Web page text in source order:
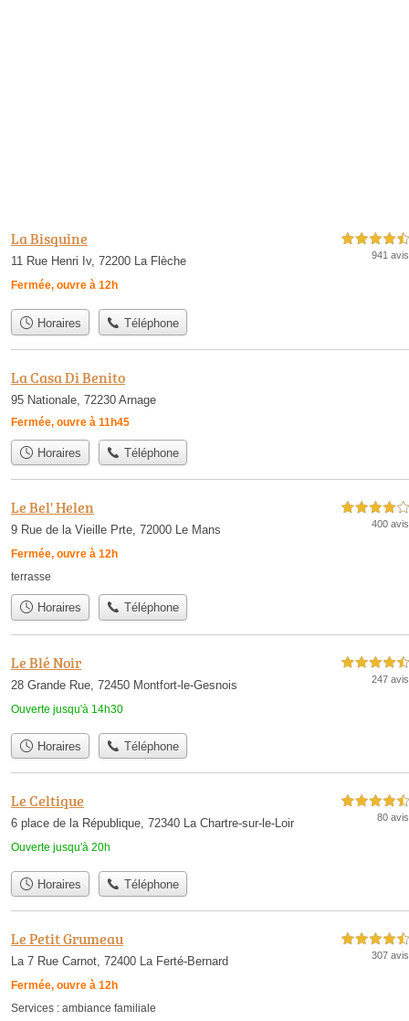
La Bisquine
11 Rue Henri Iv, 72200 La Flèche
Fermée, ouvre à 12h
4,5 étoiles sur 5
941 avis
Horaires Téléphone
La Casa Di Benito
95 Nationale, 72230 Arnage
Fermée, ouvre à 11h45
Horaires Téléphone
Le Bel' Helen
9 Rue de la Vieille Prte, 72000 Le Mans
Fermée, ouvre à 12h
4,0 étoiles sur 5
400 avis
terrasse
Horaires Téléphone
Le Blé Noir
28 Grande Rue, 72450 Montfort-le-Gesnois
Ouverte jusqu'à 14h30
4,5 étoiles sur 5
247 avis
Horaires Téléphone
Le Celtique
6 place de la République, 72340 La Chartre-sur-le-Loir
Ouverte jusqu'à 20h
4,5 étoiles sur 5
80 avis
Horaires Téléphone
Le Petit Grumeau
La 7 Rue Carnot, 72400 La Ferté-Bernard
Fermée, ouvre à 12h
4,5 étoiles sur 5
307 avis
Services : ambiance familiale